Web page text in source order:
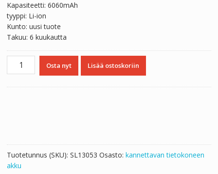
Kapasiteetti: 6060mAh
tyyppi: Li-ion
Kunto: uusi tuote
Takuu: 6 kuukautta
Kannettavan
tietokoneen
Osta nyt Lisää ostoskoriin
Tuotetunnus (SKU): SL13053 Osasto: kannettavan tietokoneen
akku